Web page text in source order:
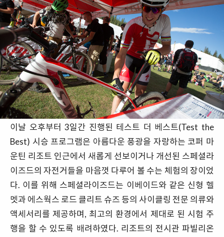
이날 오후부터 3일간 진행된 테스트 더 베스트(Test the
Best) 시승 프로그램은 아름다운 풍광을 자랑하는 코퍼 마
운틴 리조트 인근에서 새롭게 선보이거나 개선된 스페셜라
이즈드의 자전거들을 마음껏 다루어 볼 수는 체험의 장이었
다. 이를 위해 스페셜라이즈드는 이베이드와 같은 신형 헬
멧과 에스웍스 로드 클리트 슈즈 등의 사이클링 전문 의류와
액세서리를 제공하며, 최고의 환경에서 제대로 된 시험 주
행을 할 수 있도록 배려하였다. 리조트의 전시관 파빌리온